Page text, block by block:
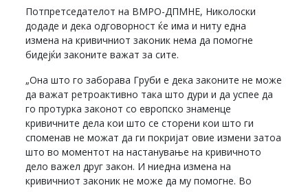
Потпретседателот на ВМРО-ДПМНЕ, Николоски
додаде и дека одговорност ќе има и ниту една
измена на кривичниот законик нема да помогне
бидејќи законите важат за сите.
„Она што го заборава Груби е дека законите не може
да важат ретроактивно така што дури и да успее да
го протурка законот со европско знаменце
кривичните дела кои што се сторени кои што ги
споменав не можат да ги покријат овие измени затоа
што во моментот на настанување на кривичното
дело важел друг закон. И ниедна измена на
кривичниот законик не може да му помогне. Во